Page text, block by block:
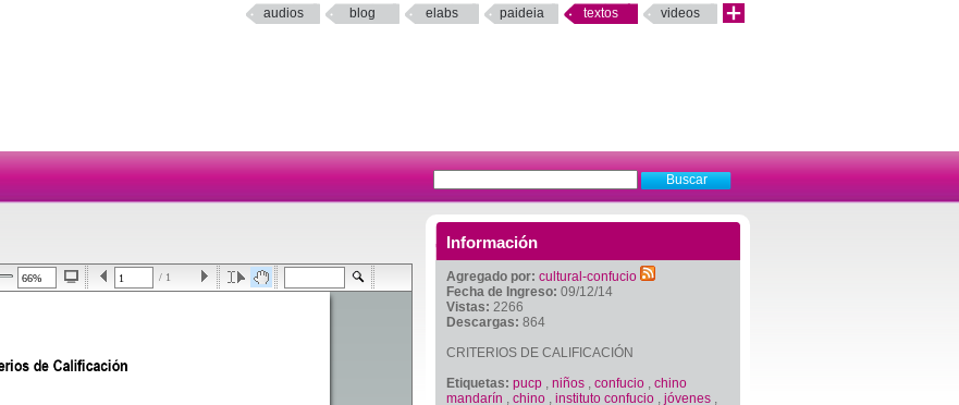
audios blog elabs paideia textos videos
Información
Agregado por: cultural-confucio
Fecha de Ingreso: 09/12/14
Vistas: 2266
Descargas: 864
CRITERIOS DE CALIFICACIÓN
Etiquetas: pucp , niños , confucio , chino
mandarín , chino , instituto confucio , jóvenes ,
/ 1